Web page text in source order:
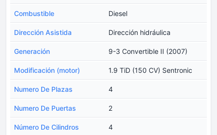
Combustible Diesel
Dirección Asistida Dirección hidráulica
Generación 9-3 Convertible II (2007)
Modificación (motor) 1.9 TiD (150 CV) Sentronic
Numero De Plazas 4
Numero De Puertas 2
Número De Cilindros 4